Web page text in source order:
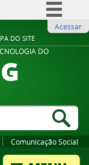
DO SITE
BR
Acessar
DO
Comunicação Social